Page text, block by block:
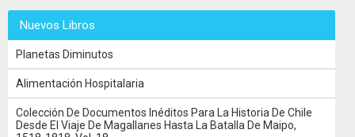
Nuevos Libros
Planetas Diminutos
Alimentación Hospitalaria
Colección De Documentos Inéditos Para La Historia De Chile
Desde El Viaje De Magallanes Hasta La Batalla De Maipo,